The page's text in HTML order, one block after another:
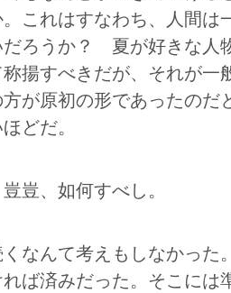
これはすなわち、人間は
ろうか？ 夏が好きな人
揚すべきだが、それが一
が原初の形であったのだ
どだ。
豈、如何すべし。
なんて考えもしなかった
ば済みだった。そこには